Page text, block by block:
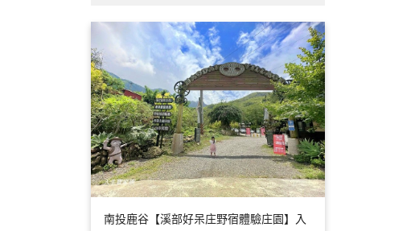
南投鹿谷【溪部好呆庄野宿體驗庄園】入